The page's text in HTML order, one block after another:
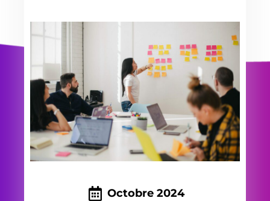
Octobre 2024